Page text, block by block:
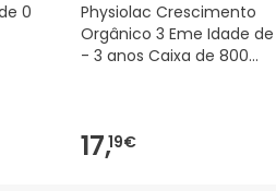
0
Physiolac Crescimento
Orgânico 3 Eme Idade de
- 3 anos Caixa de 800
17,19€